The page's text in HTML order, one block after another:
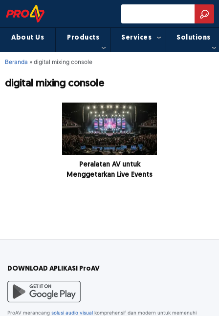
About Us Products Services Solutions
Beranda » digital mixing console
digital mixing console
Peralatan AV untuk
Menggetarkan Live Events
DOWNLOAD APLIKASI ProAV
ProAV merancang solusi audio visual komprehensif dan modern untuk memenuhi